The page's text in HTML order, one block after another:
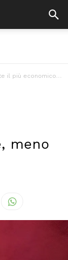
di sempre, meno di 10€
meno